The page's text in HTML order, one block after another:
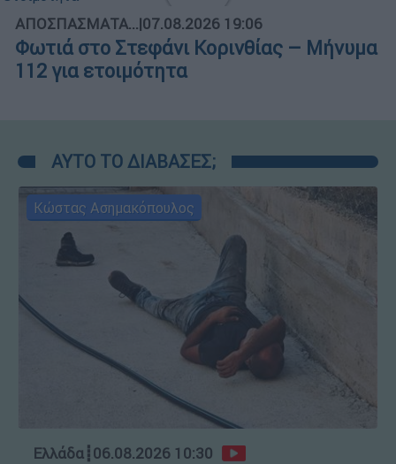
ΑΠΟΣΠΑΣΜΑΤΑ...|07.08.2026 19:06
Φωτιά στο Στεφάνι Κορινθίας – Μήνυμα
112 για ετοιμότητα
ΑΥΤΟ ΤΟ ΔΙΑΒΑΣΕΣ;
Κώστας Ασημακόπουλος
Ελλάδα┋06.08.2026 10:30